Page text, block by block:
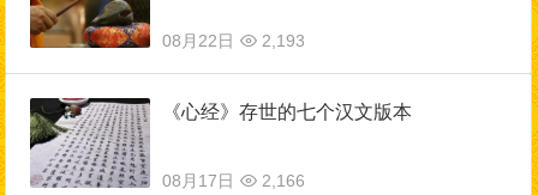
08月22日 2,193
《心经》存世的七个汉文版本
08月17日 2,166